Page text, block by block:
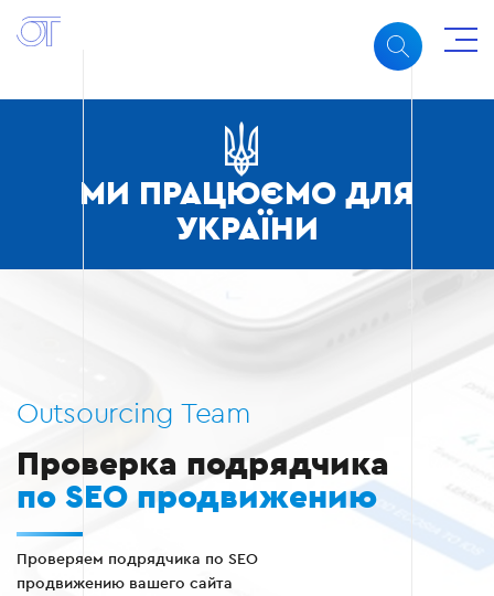
МИ ПРАЦЮЄМО ДЛЯ
УКРАЇНИ
Outsourcing Team
Проверка подрядчика
по SEO продвижению
Проверяем подрядчика по SEO
продвижению вашего сайта